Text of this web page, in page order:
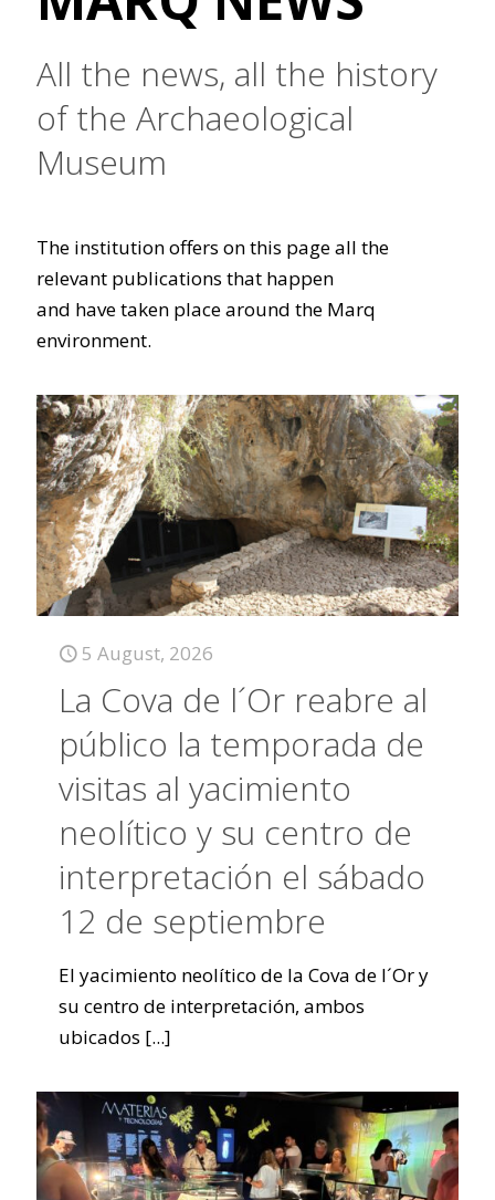
All the news, all the history
of the Archaeological
Museum
The institution offers on this page all the
relevant publications that happen
and have taken place around the Marq
environment.
5 August, 2026
La Cova de l´Or reabre al
público la temporada de
visitas al yacimiento
neolítico y su centro de
interpretación el sábado
12 de septiembre
El yacimiento neolítico de la Cova de l´Or y
su centro de interpretación, ambos
ubicados [...]